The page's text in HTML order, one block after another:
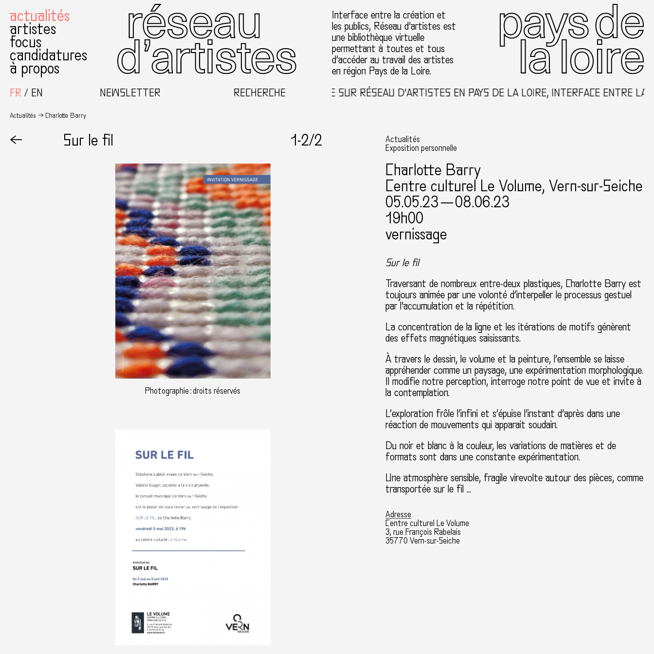
actualités
artistes
focus
candidatures
à propos
Interface entre la création et
les publics, Réseau d’artistes est
une bibliothèque virtuelle
permettant à toutes et tous
d’accéder au travail des artistes
en région Pays de la Loire.
FR
EN NEWSLETTER RECHERCHEBIENVENUE SUR RÉSEAU D’ARTISTES EN PAYS DE LA LOIRE, INTERFACE ENTRE LA
Actualités Charlotte Barry
← Sur le fil 1-2/2
Photographie : droits réservés
Actualités
Exposition personnelle
Charlotte Barry
Centre culturel Le Volume, Vern-sur-Seiche
05.05.23 — 08.06.23
19h00
vernissage
Sur le fil
Traversant de nombreux entre-deux plastiques, Charlotte Barry est
toujours animée par une volonté d’interpeller le processus gestuel
par l’accumulation et la répétition.
La concentration de la ligne et les itérations de motifs génèrent
des effets magnétiques saisissants.
À travers le dessin, le volume et la peinture, l’ensemble se laisse
appréhender comme un paysage, une expérimentation morphologique.
Il modifie notre perception, interroge notre point de vue et invite à
la contemplation.
L’exploration frôle l’infini et s’épuise l’instant d’après dans une
réaction de mouvements qui apparait soudain.
Du noir et blanc à la couleur, les variations de matières et de
formats sont dans une constante expérimentation.
Une atmosphère sensible, fragile virevolte autour des pièces, comme
transportée sur le fil …
Adresse
Centre culturel Le Volume
3, rue François Rabelais
35770 Vern-sur-Seiche